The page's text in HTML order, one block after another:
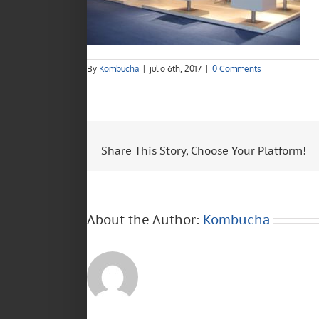
By Kombucha julio 6th, 2017 0 Comments
Share This Story, Choose Your Platform!
About the Author: Kombucha